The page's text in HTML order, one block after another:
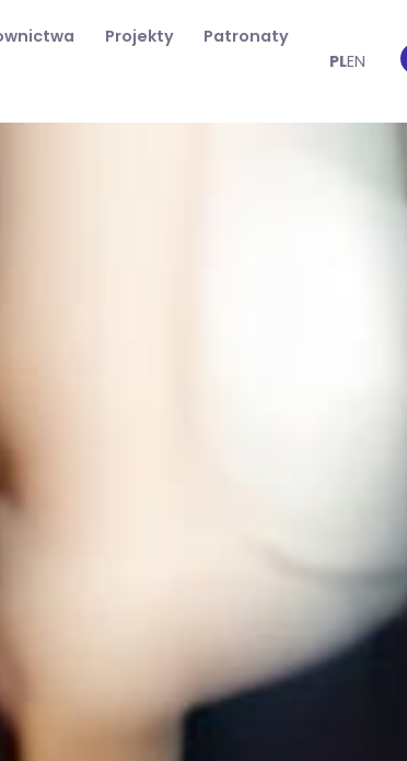
Projekty Patronaty
PLEN